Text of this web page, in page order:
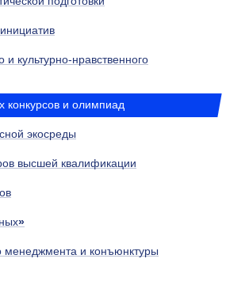
и культурно-нравственного
конкурсов и олимпиад
экосреды
высшей квалификации
»
менеджмента и конъюнктуры